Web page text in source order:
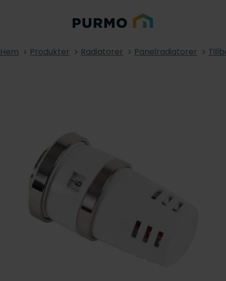
Hem Produkter Radiatorer Panelradiatorer